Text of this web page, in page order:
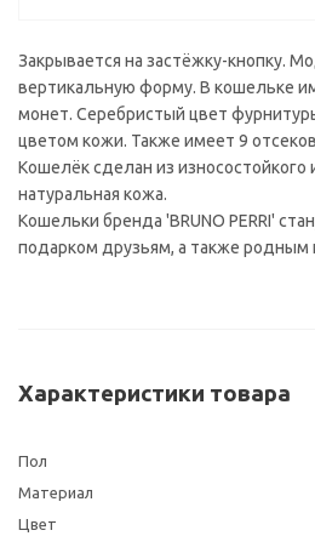
Закрывается на застёжку-кнопку.
вертикальную форму. В кошельке
монет. Серебристый цвет
цветом кожи. Также имеет 9
Кошелёк сделан из износостойкого
натуральная кожа.
Кошельки бренда 'BRUNO PERRI'
подарком друзьям, а также родным
Характеристики товара
Пол
Материал
Цвет